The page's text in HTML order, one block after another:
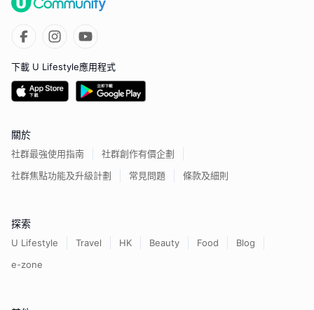
下載 U Lifestyle應用程式
關於
社群最強使用指南
社群創作有價企劃
社群焦點功能及升級計劃
常見問題 條款及細則
探索
U Lifestyle Travel HK Beauty Food
Blog
e-zone